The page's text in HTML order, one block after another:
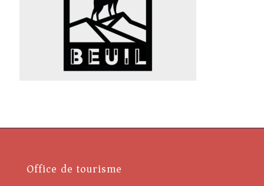
Office de tourisme